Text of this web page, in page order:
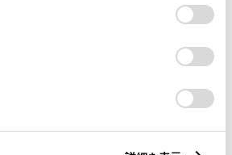
クッキー)が保存されることに同
。Cookie(クッキー)のオプトアウト、
回したりするにあたっては、当社の
情報の取り扱いについて
」をご覧くだ